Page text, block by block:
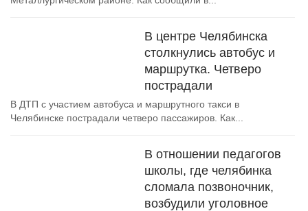
В центре Челябинска
столкнулись автобус и
маршрутка. Четверо
пострадали
В ДТП с участием автобуса и маршрутного такси в
Челябинске пострадали четверо пассажиров. Как...
В отношении педагогов
школы, где челябинка
сломала позвоночник,
возбудили уголовное